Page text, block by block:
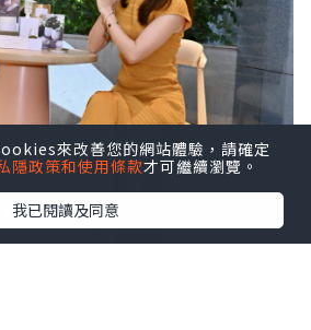
來改善您的網站體驗，請確定
隱政策和使用條款才可繼續瀏覽。
我已閱讀及同意